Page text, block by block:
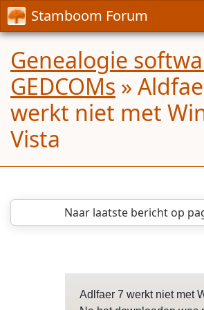
Stamboom Forum
Genealogie
GEDCOMs »
werkt niet met
Vista
Naar laatste berichtop
Adlfaer 7 werkt niet met